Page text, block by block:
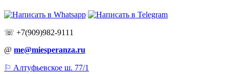
☏ +7(909)982-9111
@ me@miesperanza.ru
⚐ Алтуфьевское ш. 77/1